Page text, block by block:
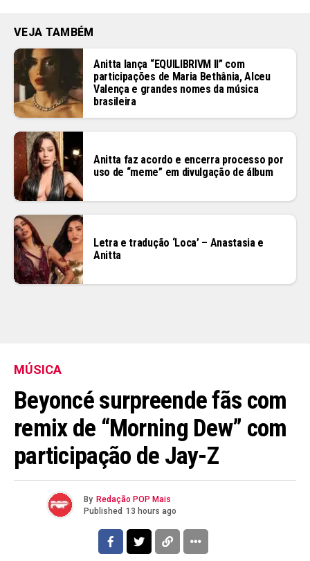
VEJA TAMBÉM
Anitta lança “EQUILIBRIVM II” com
participações de Maria Bethânia, Alceu
Valença e grandes nomes da música
brasileira
Anitta faz acordo e encerra processo por
uso de “meme” em divulgação de álbum
Letra e tradução ‘Loca’ – Anastasia e
Anitta
MÚSICA
Beyoncé surpreende fãs com
remix de “Morning Dew” com
participação de Jay-Z
By Redação POP Mais
Published 13 hours ago